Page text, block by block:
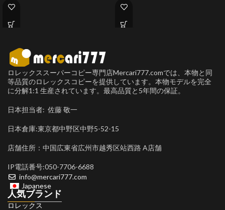
ロレックススーパーコピー専門店Mercari777.comでは、本物と同
等品質のロレックスコピーを提供しています。本物モデルを完全
に分解1:1 生産されています。最高品質と5年間の保証。
日本担当者: 佐藤 敬一
日本倉庫:東京都中野区中野5-52-15
店舗住所：中国広東省広州市越秀区站西路 A店舗
IP電話番号:050-7706-6688
info@mercari777.com
Japanese
人気ブランド
ロレックス